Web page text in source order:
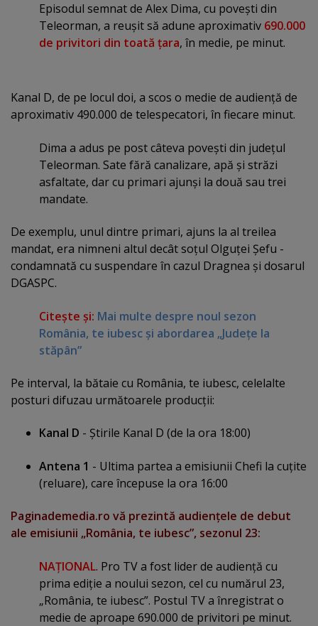
Episodul semnat de Alex Dima, cu poveşti din
Teleorman, a reuşit să adune aproximativ 690.000
de privitori din toată ţara, în medie, pe minut.
Kanal D, de pe locul doi, a scos o medie de audienţă de
aproximativ 490.000 de telespecatori, în fiecare minut.
Dima a adus pe post câteva poveşti din judeţul
Teleorman. Sate fără canalizare, apă şi străzi
asfaltate, dar cu primari ajunşi la două sau trei
mandate.
De exemplu, unul dintre primari, ajuns la al treilea
mandat, era nimneni altul decât soţul Olguţei Şefu -
condamnată cu suspendare în cazul Dragnea şi dosarul
DGASPC.
Citeşte şi: Mai multe despre noul sezon
România, te iubesc şi abordarea „Judeţe la
stăpân”
Pe interval, la bătaie cu România, te iubesc, celelalte
posturi difuzau următoarele producţii:
Kanal D - Ştirile Kanal D (de la ora 18:00)
Antena 1 - Ultima partea a emisiunii Chefi la cuţite
(reluare), care începuse la ora 16:00
Paginademedia.ro vă prezintă audienţele de debut
ale emisiunii „România, te iubesc”, sezonul 23:
NAŢIONAL. Pro TV a fost lider de audienţă cu
prima ediţie a noului sezon, cel cu numărul 23,
„România, te iubesc”. Postul TV a înregistrat o
medie de aproape 690.000 de privitori pe minut.